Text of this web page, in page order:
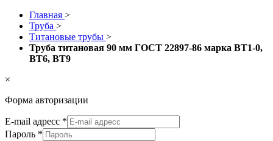
Главная >
Труба >
Титановые трубы >
Труба титановая 90 мм ГОСТ 22897-86 марка ВТ1-0,
ВТ6, ВТ9
×
Форма авторизации
E-mail адресс *
Пароль *